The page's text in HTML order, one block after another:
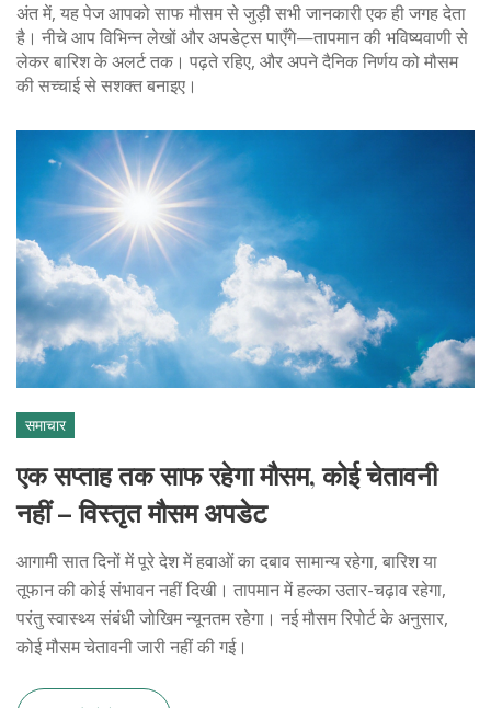
अंत में, यह पेज आपको साफ मौसम से जुड़ी सभी जानकारी एक ही जगह देता
है। नीचे आप विभिन्न लेखों और अपडेट्स पाएँगे—तापमान की भविष्यवाणी से
लेकर बारिश के अलर्ट तक। पढ़ते रहिए, और अपने दैनिक निर्णय को मौसम
की सच्चाई से सशक्त बनाइए।
समाचार
एक सप्ताह तक साफ रहेगा मौसम, कोई चेतावनी
नहीं – विस्तृत मौसम अपडेट
आगामी सात दिनों में पूरे देश में हवाओं का दबाव सामान्य रहेगा, बारिश या
तूफान की कोई संभावन नहीं दिखी। तापमान में हल्का उतार-चढ़ाव रहेगा,
परंतु स्वास्थ्य संबंधी जोखिम न्यूनतम रहेगा। नई मौसम रिपोर्ट के अनुसार,
कोई मौसम चेतावनी जारी नहीं की गई।